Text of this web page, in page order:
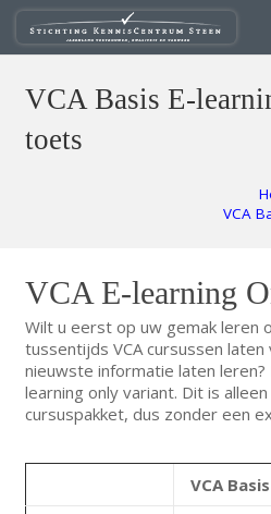
VCA Basis E-
toets
VCA
VCA E-learning
Wilt u eerst op uw gemak leren
tussentijds VCA cursussen
nieuwste informatie laten leren?
learning only variant. Dit is
cursuspakket, dus zonder een
VCA Basis